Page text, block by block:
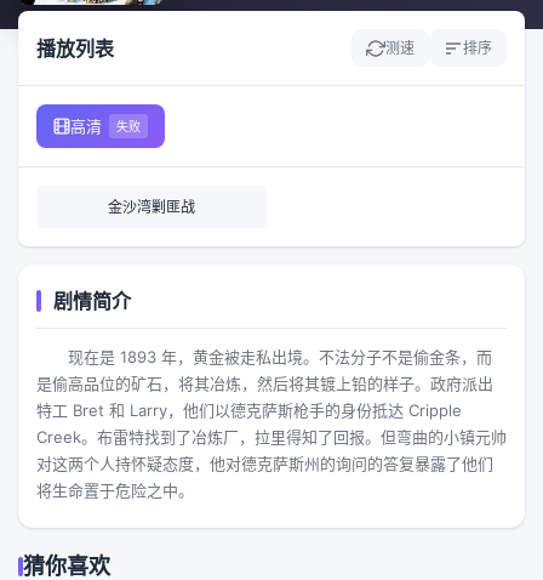
播放列表 测速 排序
高清 失败
金沙湾剿匪战
剧情简介
现在是 1893 年，黄金被走私出境。不法分子不是偷金条，而
是偷高品位的矿石，将其冶炼，然后将其镀上铅的样子。政府派出
特工 Bret 和 Larry，他们以德克萨斯枪手的身份抵达 Cripple
Creek。布雷特找到了冶炼厂，拉里得知了回报。但弯曲的小镇元帅
对这两个人持怀疑态度，他对德克萨斯州的询问的答复暴露了他们
将生命置于危险之中。
猜你喜欢